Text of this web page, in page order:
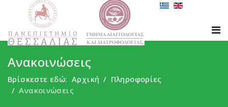
Ανακοινώσεις
Βρίσκεστε εδώ: Αρχική
Πληροφορίες
Ανακοινώσεις